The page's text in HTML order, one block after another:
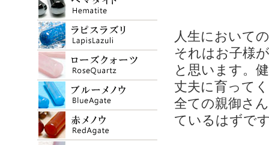
人生において
それはお子様
と思います。
丈夫に育って
全ての親御さ
ているはずで